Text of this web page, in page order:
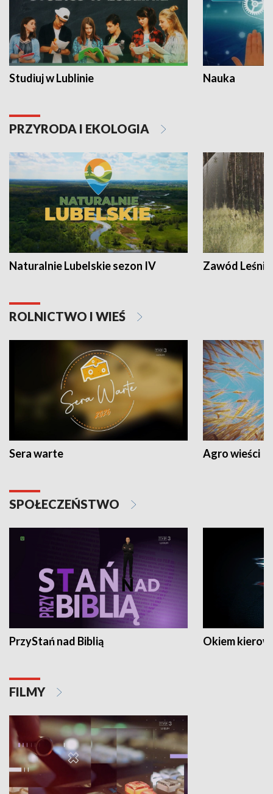
Studiuj w Lublinie Nauka
PRZYRODA I EKOLOGIA
Naturalnie Lubelskie sezon IV Zawód Leśnik
ROLNICTWO I WIEŚ
Sera warte Agro wieści
SPOŁECZEŃSTWO
PrzyStań nad Biblią Okiem
FILMY